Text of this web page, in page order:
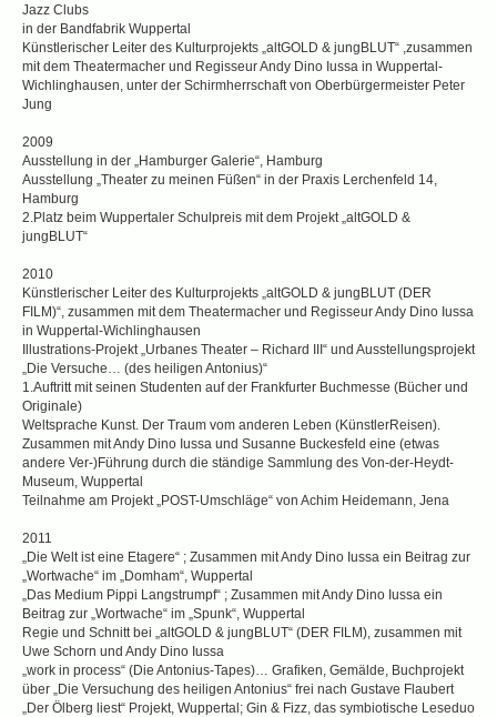
Jazz Clubs
in der Bandfabrik Wuppertal
Künstlerischer Leiter des Kulturprojekts „altGOLD & jungBLUT“ ,zusammen
mit dem Theatermacher und Regisseur Andy Dino Iussa in Wuppertal-
Wichlinghausen, unter der Schirmherrschaft von Oberbürgermeister Peter
Jung
2009
Ausstellung in der „Hamburger Galerie“, Hamburg
Ausstellung „Theater zu meinen Füßen“ in der Praxis Lerchenfeld 14,
Hamburg
2.Platz beim Wuppertaler Schulpreis mit dem Projekt „altGOLD &
jungBLUT“
2010
Künstlerischer Leiter des Kulturprojekts „altGOLD & jungBLUT (DER
FILM)“, zusammen mit dem Theatermacher und Regisseur Andy Dino Iussa
in Wuppertal-Wichlinghausen
Illustrations-Projekt „Urbanes Theater – Richard III“ und Ausstellungsprojekt
„Die Versuche… (des heiligen Antonius)“
1.Auftritt mit seinen Studenten auf der Frankfurter Buchmesse (Bücher und
Originale)
Weltsprache Kunst. Der Traum vom anderen Leben (KünstlerReisen).
Zusammen mit Andy Dino Iussa und Susanne Buckesfeld eine (etwas
andere Ver-)Führung durch die ständige Sammlung des Von-der-Heydt-
Museum, Wuppertal
Teilnahme am Projekt „POST-Umschläge“ von Achim Heidemann, Jena
2011
„Die Welt ist eine Etagere“ ; Zusammen mit Andy Dino Iussa ein Beitrag zur
„Wortwache“ im „Domham“, Wuppertal
„Das Medium Pippi Langstrumpf“ ; Zusammen mit Andy Dino Iussa ein
Beitrag zur „Wortwache“ im „Spunk“, Wuppertal
Regie und Schnitt bei „altGOLD & jungBLUT“ (DER FILM), zusammen mit
Uwe Schorn und Andy Dino Iussa
„work in process“ (Die Antonius-Tapes)… Grafiken, Gemälde, Buchprojekt
über „Die Versuchung des heiligen Antonius“ frei nach Gustave Flaubert
„Der Ölberg liest“ Projekt, Wuppertal; Gin & Fizz, das symbiotische Leseduo